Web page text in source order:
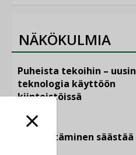
NÄKÖKULMIA
Puheista tekoihin – uusin
teknologia käyttöön
kiinteistöissä
Sähköistäminen säästää